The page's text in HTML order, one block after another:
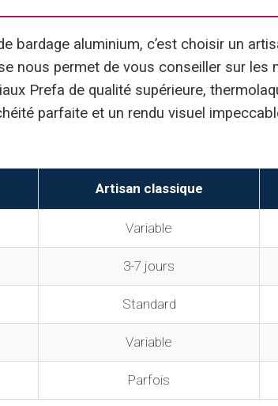
bardage aluminium, c’est choisir un
nous permet de vous conseiller sur
Prefa de qualité supérieure,
parfaite et un rendu visuel
Artisan classique
Variable
3-7 jours
Standard
Variable
Parfois